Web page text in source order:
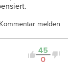
Kommentar melden
45
0